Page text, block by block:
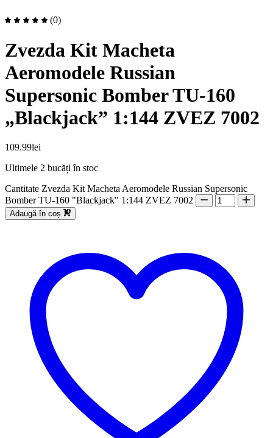
(0)
Zvezda Kit Macheta
Aeromodele Russian
Supersonic Bomber TU-160
„Blackjack” 1:144 ZVEZ 7002
109.99lei
Ultimele 2 bucăți în stoc
Cantitate Zvezda Kit Macheta Aeromodele Russian Supersonic
Bomber TU-160 "Blackjack" 1:144 ZVEZ 7002
Adaugă în coș